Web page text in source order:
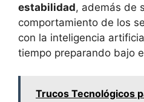
estabilidad, además de
comportamiento de los
con la inteligencia
tiempo preparando bajo
Trucos Tecnológicos